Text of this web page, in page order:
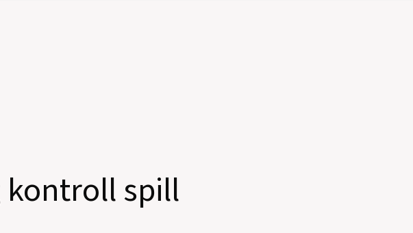
kontroll spill